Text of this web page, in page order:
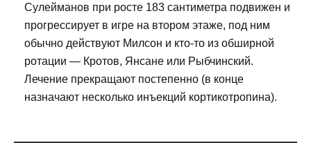
Сулейманов при росте 183 сантиметра подвижен и
прогрессирует в игре на втором этаже, под ним
обычно действуют Милсон и кто-то из обширной
ротации — Кротов, Янсане или Рыбчинский.
Лечение прекращают постепенно (в конце
назначают несколько инъекций кортикотропина).